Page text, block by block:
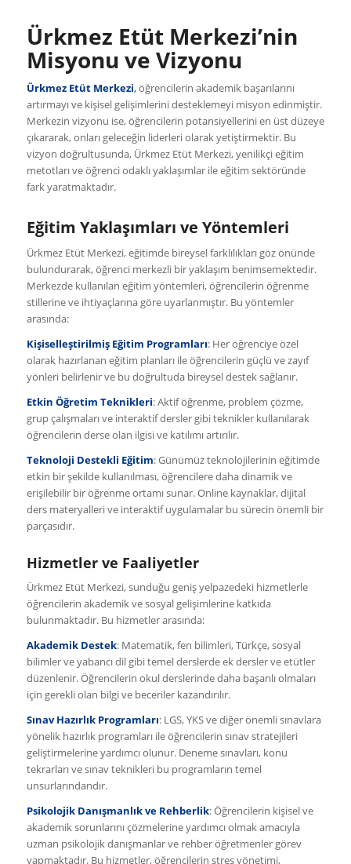
Ürkmez Etüt Merkezi’nin
Misyonu ve Vizyonu
Ürkmez Etüt Merkezi,öğrencilerin akademik başarılarını
artırmayı ve kişisel gelişimlerini desteklemeyi misyon edinmiştir.
Merkezin vizyonu ise, öğrencilerin potansiyellerini en üst düzeye
çıkararak, onları geleceğin liderleri olarak yetiştirmektir. Bu
vizyon doğrultusunda, Ürkmez Etüt Merkezi, yenilikçi eğitim
metotları ve öğrenci odaklı yaklaşımlar ile eğitim sektöründe
fark yaratmaktadır.
Eğitim Yaklaşımları ve Yöntemleri
Ürkmez Etüt Merkezi, eğitimde bireysel farklılıkları göz önünde
bulundurarak, öğrenci merkezli bir yaklaşım benimsemektedir.
Merkezde kullanılan eğitim yöntemleri, öğrencilerin öğrenme
stillerine ve ihtiyaçlarına göre uyarlanmıştır. Bu yöntemler
arasında:
Kişiselleştirilmiş Eğitim Programları: Her öğrenciye özel
olarak hazırlanan eğitim planları ile öğrencilerin güçlü ve zayıf
yönleri belirlenir ve bu doğrultuda bireysel destek sağlanır.
Etkin Öğretim Teknikleri: Aktif öğrenme, problem çözme,
grup çalışmaları ve interaktif dersler gibi teknikler kullanılarak
öğrencilerin derse olan ilgisi ve katılımı artırılır.
Teknoloji Destekli Eğitim: Günümüz teknolojilerinin eğitimde
etkin bir şekilde kullanılması, öğrencilere daha dinamik ve
erişilebilir bir öğrenme ortamı sunar. Online kaynaklar, dijital
ders materyalleri ve interaktif uygulamalar bu sürecin önemli bir
parçasıdır.
Hizmetler ve Faaliyetler
Ürkmez Etüt Merkezi, sunduğu geniş yelpazedeki hizmetlerle
öğrencilerin akademik ve sosyal gelişimlerine katkıda
bulunmaktadır. Bu hizmetler arasında:
Akademik Destek: Matematik, fen bilimleri, Türkçe, sosyal
bilimler ve yabancı dil gibi temel derslerde ek dersler ve etütler
düzenlenir. Öğrencilerin okul derslerinde daha başarılı olmaları
için gerekli olan bilgi ve beceriler kazandırılır.
Sınav Hazırlık Programları: LGS, YKS ve diğer önemli sınavlara
yönelik hazırlık programları ile öğrencilerin sınav stratejileri
geliştirmelerine yardımcı olunur. Deneme sınavları, konu
tekrarları ve sınav teknikleri bu programların temel
unsurlarındandır.
Psikolojik Danışmanlık ve Rehberlik: Öğrencilerin kişisel ve
akademik sorunlarını çözmelerine yardımcı olmak amacıyla
uzman psikolojik danışmanlar ve rehber öğretmenler görev
yapmaktadır. Bu hizmetler, öğrencilerin stres yönetimi,